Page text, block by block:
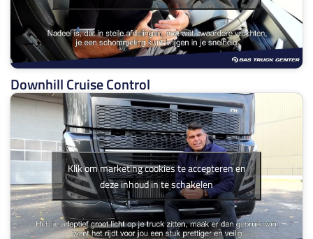
Downhill Cruise Control
Klik om marketing cookies te accepteren en
deze inhoud in te schakelen